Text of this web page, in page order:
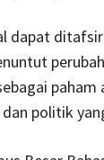
dapat
politik